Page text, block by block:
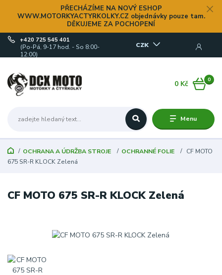
PŘECHÁZÍME NA NOVÝ ESHOP
WWW.MOTORKYACTYRKOLKY.CZ objednávky pouze tam.
DĚKUJEME ZA POCHOPENÍ
Menu
CZK
+420 725 545 401
(Po-Pá, 9-17 hod. - So 8:00-
12:00)
0
0 Kč
OCHRANA A ÚDRŽBA STROJE OCHRANNÉ FOLIE
CF MOTO
675 SR-R KLOCK Zelená
CF MOTO 675 SR-R KLOCK Zelená